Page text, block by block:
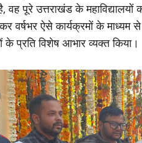
वह पूरे उत्तराखंड के
वर्षभर ऐसे कार्यक्रमों के
प्रति विशेष आभार व्यक्त किया।